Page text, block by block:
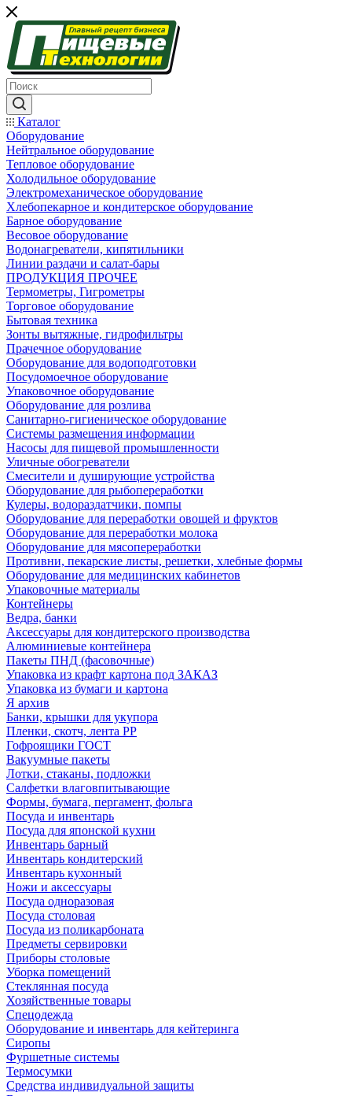
Каталог
Оборудование
Нейтральное оборудование
Тепловое оборудование
Холодильное оборудование
Электромеханическое оборудование
Хлебопекарное и кондитерское оборудование
Барное оборудование
Весовое оборудование
Водонагреватели, кипятильники
Линии раздачи и салат-бары
ПРОДУКЦИЯ ПРОЧЕЕ
Термометры, Гигрометры
Торговое оборудование
Бытовая техника
Зонты вытяжные, гидрофильтры
Прачечное оборудование
Оборудование для водоподготовки
Посудомоечное оборудование
Упаковочное оборудование
Оборудование для розлива
Санитарно-гигиеническое оборудование
Системы размещения информации
Насосы для пищевой промышленности
Уличные обогреватели
Смесители и душирующие устройства
Оборудование для рыбопереработки
Кулеры, водораздатчики, помпы
Оборудование для переработки овощей и фруктов
Оборудование для переработки молока
Оборудование для мясопереработки
Противни, пекарские листы, решетки, хлебные формы
Оборудование для медицинских кабинетов
Упаковочные материалы
Контейнеры
Ведра, банки
Аксессуары для кондитерского производства
Алюминиевые контейнера
Пакеты ПНД (фасовочные)
Упаковка из крафт картона под ЗАКАЗ
Упаковка из бумаги и картона
Я архив
Банки, крышки для укупора
Пленки, скотч, лента РР
Гофроящики ГОСТ
Вакуумные пакеты
Лотки, стаканы, подложки
Салфетки влаговпитывающие
Формы, бумага, пергамент, фольга
Посуда и инвентарь
Посуда для японской кухни
Инвентарь барный
Инвентарь кондитерский
Инвентарь кухонный
Ножи и аксессуары
Посуда одноразовая
Посуда столовая
Посуда из поликарбоната
Предметы сервировки
Приборы столовые
Уборка помещений
Стеклянная посуда
Хозяйственные товары
Спецодежда
Оборудование и инвентарь для кейтеринга
Сиропы
Фуршетные системы
Термосумки
Средства индивидуальной защиты